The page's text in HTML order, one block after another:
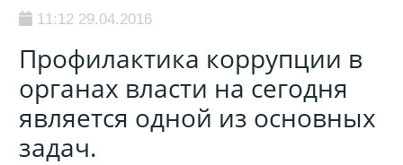
11:12 29.04.2016
Профилактика коррупции в
органах власти на сегодня
является одной из основных
задач.